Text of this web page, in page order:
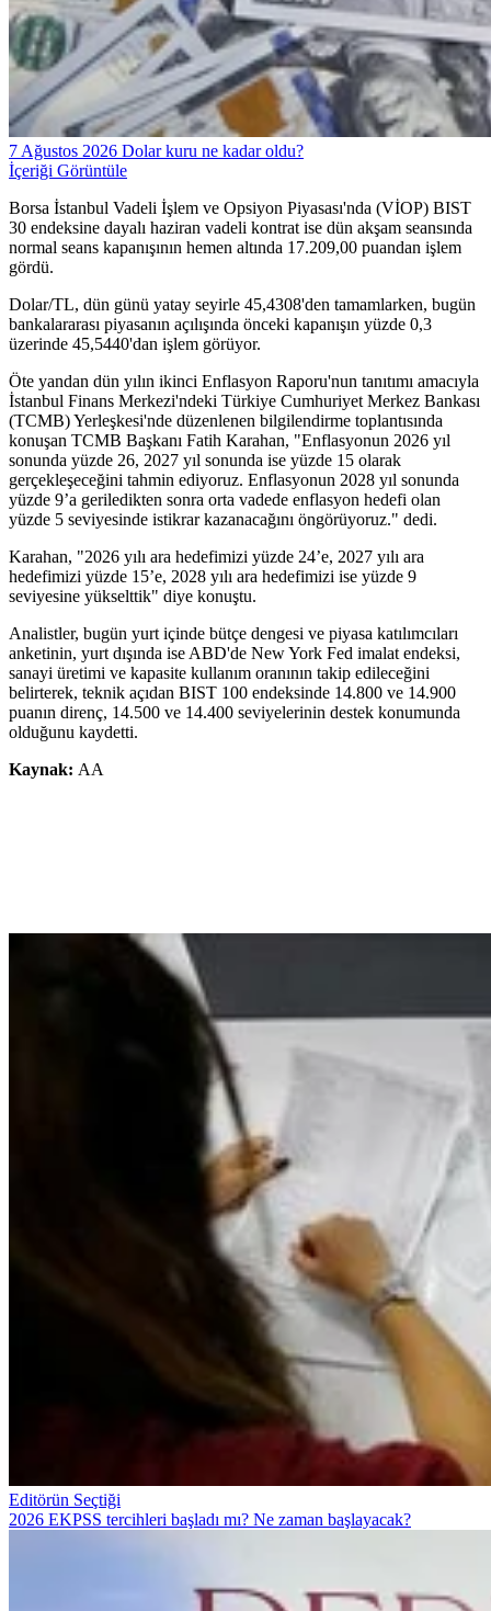
7 Ağustos 2026 Dolar kuru ne kadar oldu?
İçeriği Görüntüle
Borsa İstanbul Vadeli İşlem ve Opsiyon Piyasası'nda (VİOP) BIST
30 endeksine dayalı haziran vadeli kontrat ise dün akşam seansında
normal seans kapanışının hemen altında 17.209,00 puandan işlem
gördü.
Dolar/TL, dün günü yatay seyirle 45,4308'den tamamlarken, bugün
bankalararası piyasanın açılışında önceki kapanışın yüzde 0,3
üzerinde 45,5440'dan işlem görüyor.
Öte yandan dün yılın ikinci Enflasyon Raporu'nun tanıtımı amacıyla
İstanbul Finans Merkezi'ndeki Türkiye Cumhuriyet Merkez Bankası
(TCMB) Yerleşkesi'nde düzenlenen bilgilendirme toplantısında
konuşan TCMB Başkanı Fatih Karahan, "Enflasyonun 2026 yıl
sonunda yüzde 26, 2027 yıl sonunda ise yüzde 15 olarak
gerçekleşeceğini tahmin ediyoruz. Enflasyonun 2028 yıl sonunda
yüzde 9’a geriledikten sonra orta vadede enflasyon hedefi olan
yüzde 5 seviyesinde istikrar kazanacağını öngörüyoruz." dedi.
Karahan, "2026 yılı ara hedefimizi yüzde 24’e, 2027 yılı ara
hedefimizi yüzde 15’e, 2028 yılı ara hedefimizi ise yüzde 9
seviyesine yükselttik" diye konuştu.
Analistler, bugün yurt içinde bütçe dengesi ve piyasa katılımcıları
anketinin, yurt dışında ise ABD'de New York Fed imalat endeksi,
sanayi üretimi ve kapasite kullanım oranının takip edileceğini
belirterek, teknik açıdan BIST 100 endeksinde 14.800 ve 14.900
puanın direnç, 14.500 ve 14.400 seviyelerinin destek konumunda
olduğunu kaydetti.
Kaynak: AA
Editörün Seçtiği
2026 EKPSS tercihleri başladı mı? Ne zaman başlayacak?